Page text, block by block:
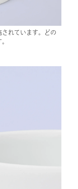
れています。どの